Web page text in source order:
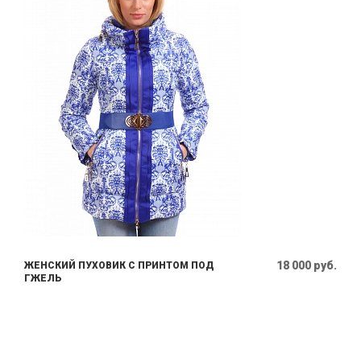
ЖЕНСКИЙ ПУХОВИК С ПРИНТОМ ПОД
ГЖЕЛЬ
18 000 руб.